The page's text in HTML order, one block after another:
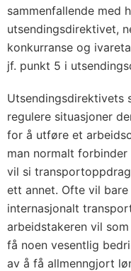
sammenfallende med
utsendingsdirektivet,
konkurranse og
jf. punkt 5 i
Utsendingsdirektivets
regulere situasjoner
for å utføre et
man normalt
vil si
ett annet. Ofte vil
internasjonalt
arbeidstakeren vil
få noen vesentlig
av å få allmenngjort